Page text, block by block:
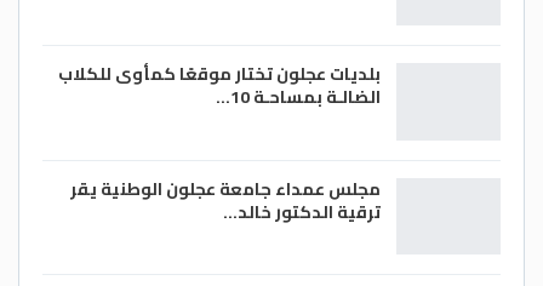
بلديات عجلون تختار موقعًا كمأوى للكلاب
الضالـة بمساحـة 10…
مجلس عمداء جامعة عجلون الوطنية يقر
ترقية الدكتور خالد…